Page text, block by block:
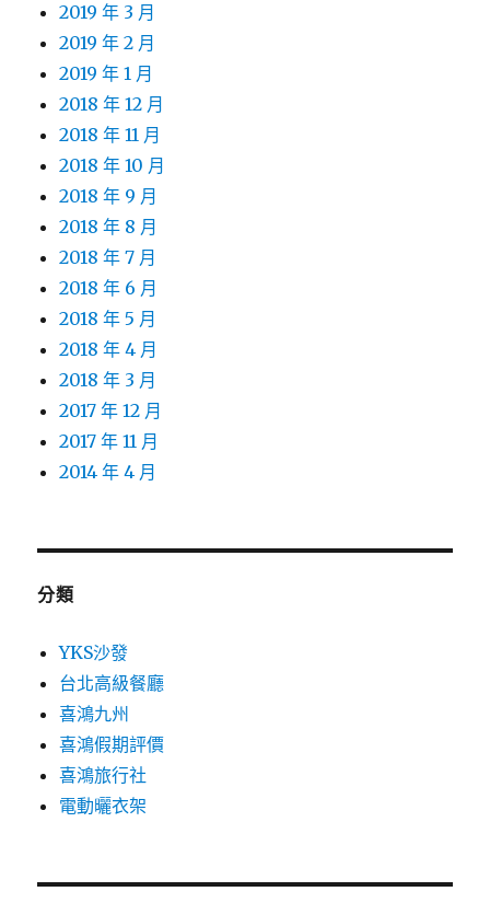
2019 年 3 月
2019 年 2 月
2019 年 1 月
2018 年 12 月
2018 年 11 月
2018 年 10 月
2018 年 9 月
2018 年 8 月
2018 年 7 月
2018 年 6 月
2018 年 5 月
2018 年 4 月
2018 年 3 月
2017 年 12 月
2017 年 11 月
2014 年 4 月
分類
YKS沙發
台北高級餐廳
喜鴻九州
喜鴻假期評價
喜鴻旅行社
電動曬衣架